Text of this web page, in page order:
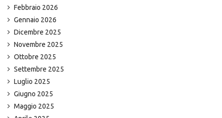
Febbraio 2026
Gennaio 2026
Dicembre 2025
Novembre 2025
Ottobre 2025
Settembre 2025
Luglio 2025
Giugno 2025
Maggio 2025